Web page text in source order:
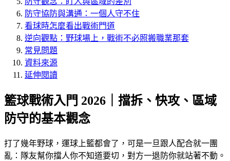
防守協防與溝通：一個人守不住
看球時怎麼看出戰術門道
逆向觀點：野球場上，戰術不必照搬職業那套
常見問題
資料來源
延伸閱讀
籃球戰術入門 2026｜擋拆、快攻、區域
防守的基本觀念
打了幾年野球，運球上籃都會了，可是一旦跟人配合就一團
亂：隊友幫你擋人你不知道要切，對方一退防你就站著不動。